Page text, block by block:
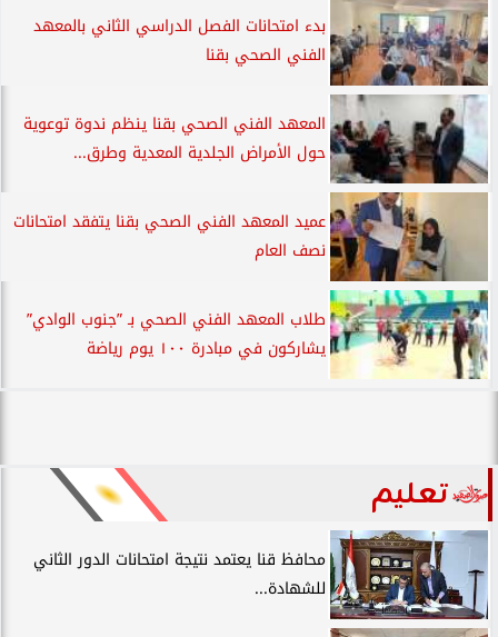
بدء امتحانات الفصل الدراسي الثاني بالمعهد
الفني الصحي بقنا
المعهد الفني الصحي بقنا ينظم ندوة توعوية
حول الأمراض الجلدية المعدية وطرق...
عميد المعهد الفني الصحي بقنا يتفقد امتحانات
نصف العام
طلاب المعهد الفني الصحي بـ ”جنوب الوادي”
يشاركون في مبادرة ١٠٠ يوم رياضة
تعليم
محافظ قنا يعتمد نتيجة امتحانات الدور الثاني
للشهادة...